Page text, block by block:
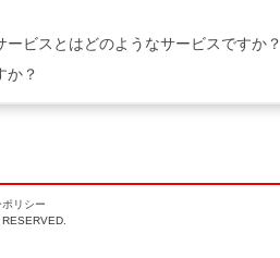
ービスとはどのようなサービスですか？
か？
リシー